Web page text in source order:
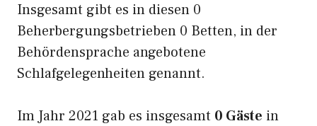
Insgesamt gibt es in diesen 0
Beherbergungsbetrieben 0 Betten, in der
Behördensprache angebotene
Schlafgelegenheiten genannt.
Im Jahr 2021 gab es insgesamt 0 Gäste in